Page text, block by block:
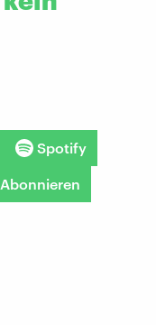
Spotify
Abonnieren